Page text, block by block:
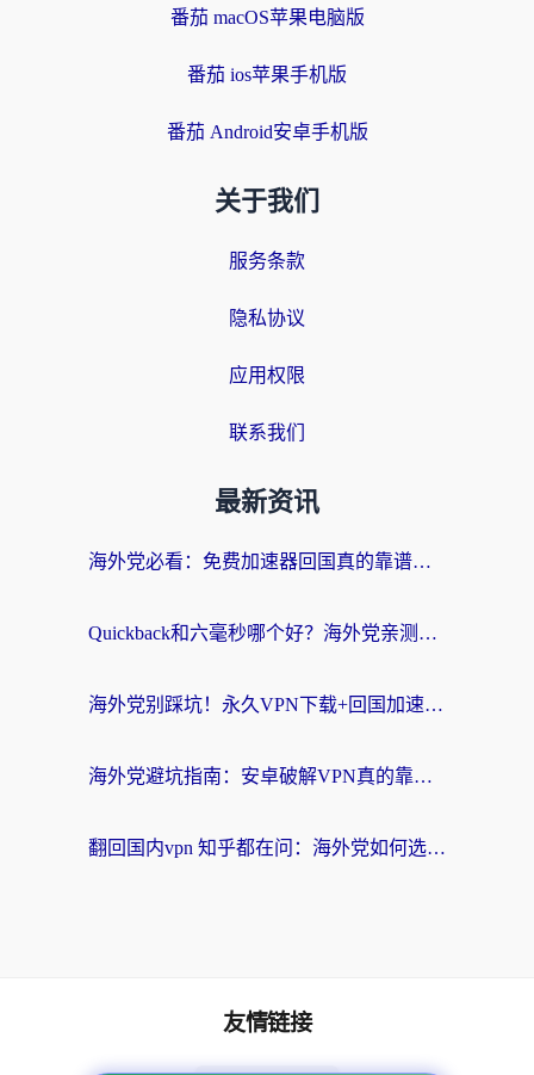
番茄 macOS苹果电脑版
番茄 ios苹果手机版
番茄 Android安卓手机版
关于我们
服务条款
隐私协议
应用权限
联系我们
最新资讯
海外党必看：免费加速器回国真的靠谱吗？3步教你选到好用的归雁替代
Quickback和六毫秒哪个好？海外党亲测：选对回国加速器，无缝刷剧办公不再愁
海外党别踩坑！永久VPN下载+回国加速器选择指南，无缝刷国内剧游戏支付
海外党避坑指南：安卓破解VPN真的靠谱吗？教你选对回国加速器无缝刷国内资源
翻回国内vpn 知乎都在问：海外党如何选对加速器，无缝刷剧打游戏？
友情链接